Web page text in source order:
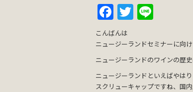
Facebook
Twitter
こんばんは
ニュージーランドセミナーに向
ニュージーランドのワインの歴
ニュージーランドといえばやはり
スクリューキャップですね、国